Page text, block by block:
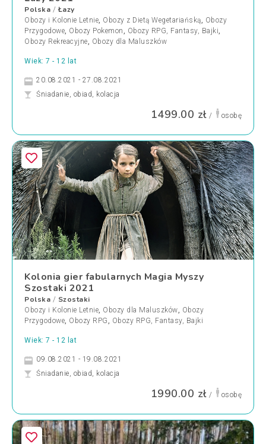
Polska /Łazy
Obozy i Kolonie Letnie, Obozy z Dietą Wegetariańską, Obozy
Przygodowe, Obozy Pokemon , Obozy RPG, Fantasy, Bajki,
Obozy Rekreacyjne, Obozy dla Maluszków
Wiek: 7 - 12 lat
20.08.2021 - 27.08.2021
Śniadanie, obiad, kolacja
1499.00 zł / osobę
Kolonia gier fabularnych Magia Myszy
Szostaki 2021
Polska / Szostaki
Obozy i Kolonie Letnie, Obozy dla Maluszków, Obozy
Przygodowe, Obozy RPG , Obozy RPG, Fantasy, Bajki
Wiek: 7 - 12 lat
09.08.2021 - 19.08.2021
Śniadanie, obiad, kolacja
1990.00 zł / osobę